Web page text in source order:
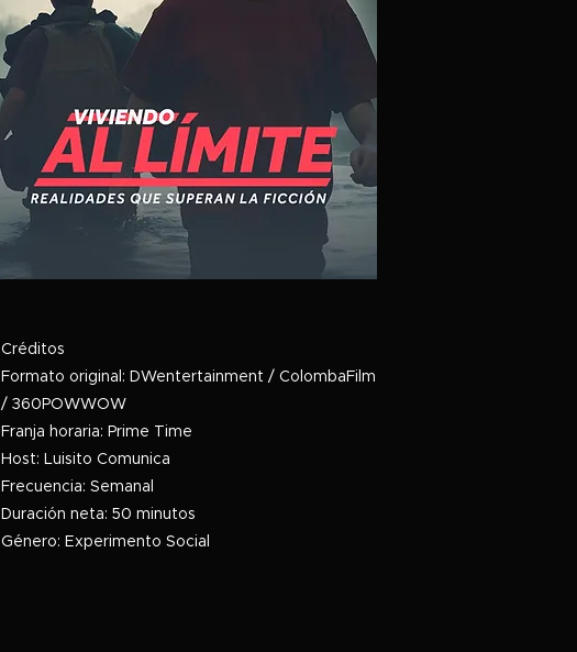
Créditos
Formato original: DWentertainment / ColombaFilm
/ 360POWWOW
Franja horaria: Prime Time
Host: Luisito Comunica
Frecuencia: Semanal
Duración neta: 50 minutos
Género: Experimento Social